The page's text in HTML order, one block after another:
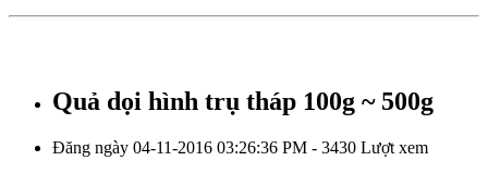
Quả dọi hình trụ tháp 100g ~ 500g
Đăng ngày 04-11-2016 03:26:36 PM - 3430 Lượt xem